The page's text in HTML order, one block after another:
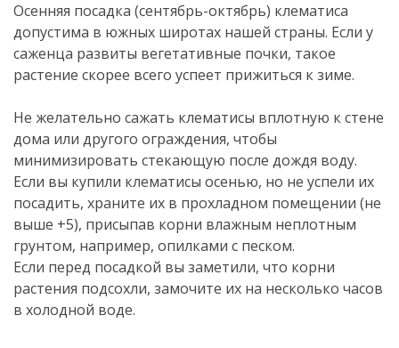
Осенняя посадка (сентябрь-октябрь) клематиса
допустима в южных широтах нашей страны. Если у
саженца развиты вегетативные почки, такое
растение скорее всего успеет прижиться к зиме.
Не желательно сажать клематисы вплотную к стене
дома или другого ограждения, чтобы
минимизировать стекающую после дождя воду.
Если вы купили клематисы осенью, но не успели их
посадить, храните их в прохладном помещении (не
выше +5), присыпав корни влажным неплотным
грунтом, например, опилками с песком.
Если перед посадкой вы заметили, что корни
растения подсохли, замочите их на несколько часов
в холодной воде.